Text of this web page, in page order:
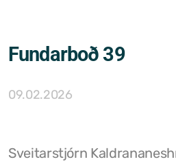
Fundarboð 39
09.02.2026
Sveitarstjórn
Stefnur og áætlanir
Skipulag og framkvæmdir